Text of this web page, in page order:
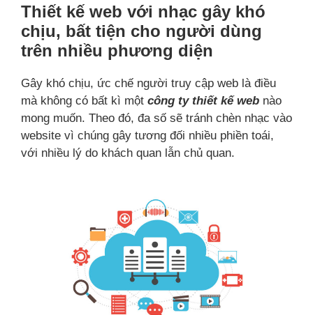
Thiết kế web với nhạc gây khó
chịu, bất tiện cho người dùng
trên nhiều phương diện
Gây khó chịu, ức chế người truy cập web là điều
mà không có bất kì một công ty thiết kế web nào
mong muốn. Theo đó, đa số sẽ tránh chèn nhạc vào
website vì chúng gây tương đối nhiều phiền toái,
với nhiều lý do khách quan lẫn chủ quan.